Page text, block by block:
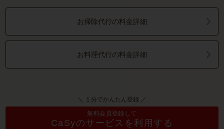
お掃除代行の料金詳細
お料理代行の料金詳細
＼ １分でかんたん登録 ／
無料会員登録して
CaSyのサービスを利用する